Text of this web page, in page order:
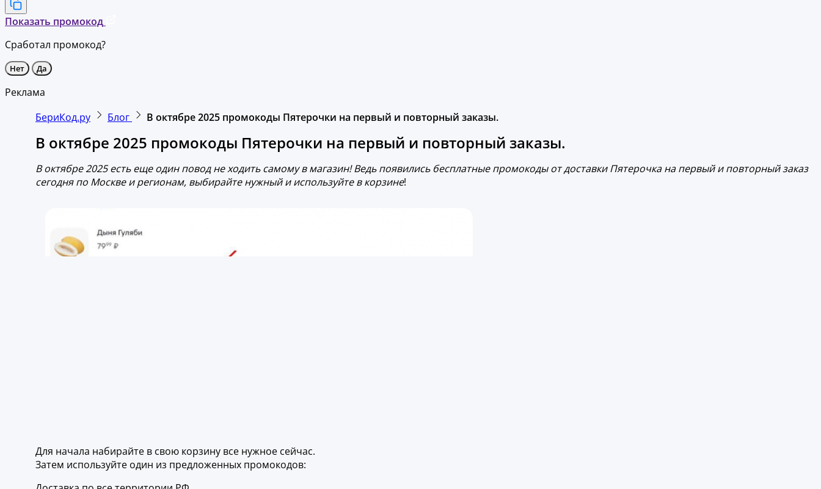
Показать промокод
Сработал промокод?
Нет Да
Реклама
БериКод.ру
Блог В октябре 2025 промокоды Пятерочки на первый и повторный заказы.
В октябре 2025 промокоды Пятерочки на первый и повторный заказы.
В октябре 2025 есть еще один повод не ходить самому в магазин! Ведь появились бесплатные промокоды от доставки Пятерочка на первый и повторный заказ
сегодня по Москве и регионам, выбирайте нужный и используйте в корзине!
Для начала набирайте в свою корзину все нужное сейчас.
Затем используйте один из предложенных промокодов: